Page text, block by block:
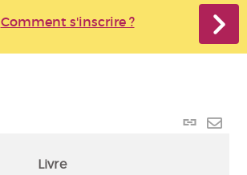
Comment s'inscrire ?
Lien
Livre